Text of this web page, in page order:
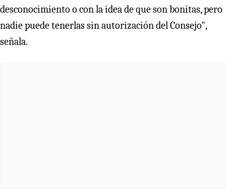
desconocimiento o con la idea de que son bonitas, pero
nadie puede tenerlas sin autorización del Consejo",
señala.